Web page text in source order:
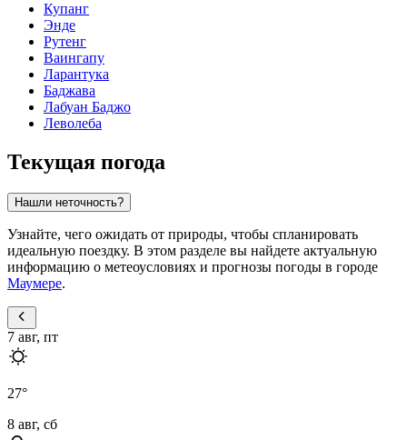
Купанг
Энде
Рутенг
Ваингапу
Ларантука
Баджава
Лабуан Баджо
Леволеба
Текущая погода
Нашли неточность?
Узнайте, чего ожидать от природы, чтобы спланировать
идеальную поездку. В этом разделе вы найдете актуальную
информацию о метеоусловиях и прогнозы погоды в городе
Маумере.
7 авг, пт
27°
8 авг, сб